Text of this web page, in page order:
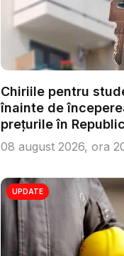
Chiriile pentru
înainte de
prețurile în
08 august 2026, ora
UPDATE